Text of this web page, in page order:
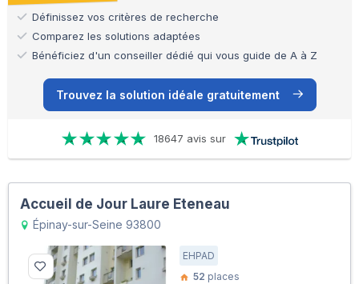
Définissez vos critères de recherche
Comparez les solutions adaptées
Bénéficiez d'un conseiller dédié qui vous guide de A à Z
Trouvez la solution idéale gratuitement
18647 avis sur
Accueil de Jour Laure Eteneau
Épinay-sur-Seine 93800
EHPAD
52 places